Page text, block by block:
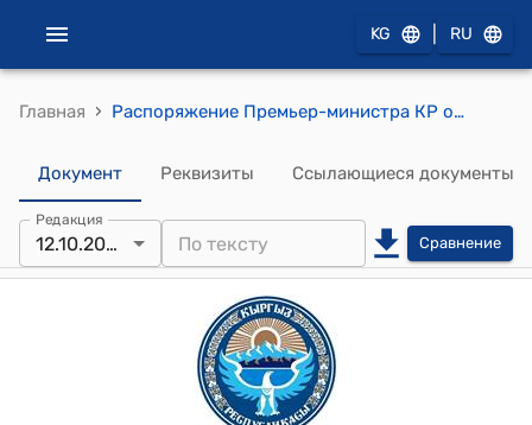
KG RU
Главная › Распоряжение Премьер-министра КР от 12 октября 2009 года № 303 (О внесении изменения в распоряжение Премьер-министра Кыргызской Республики от 12 января 2009 года № 6)
Документ Реквизиты Ссылающиеся документы
Редакция
12.10.2009 Сравнение